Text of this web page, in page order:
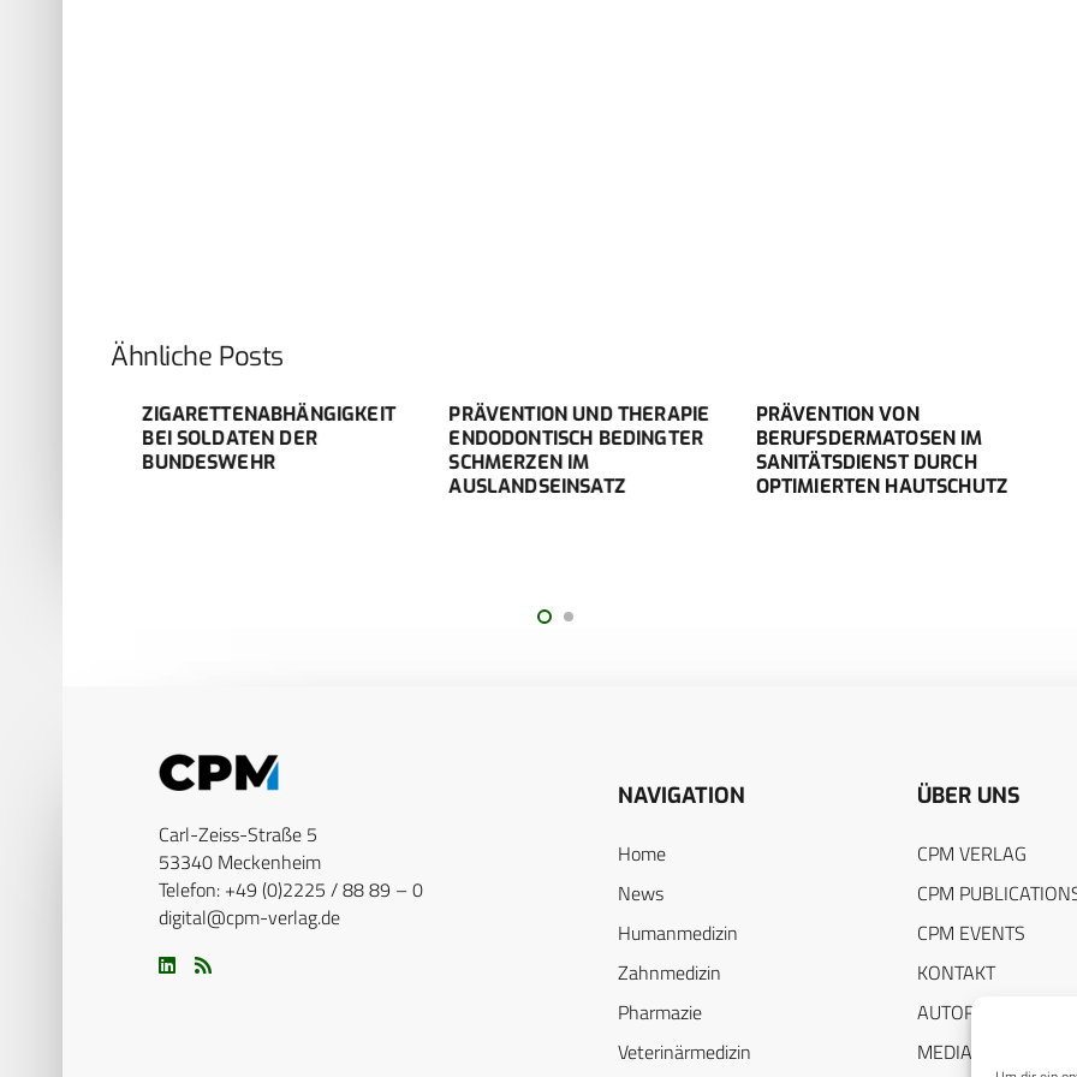
Ähnliche Posts
ZIGARETTENABHÄNGIGKEIT
BEI SOLDATEN DER
BUNDESWEHR
PRÄVENTION UND THERAPIE
ENDODONTISCH BEDINGTER
SCHMERZEN IM
AUSLANDSEINSATZ
PRÄVENTION VON
BERUFSDERMATOSEN IM
SANITÄTSDIENST DURCH
OPTIMIERTEN HAUTSCHUTZ
Carl-Zeiss-Straße 5
53340 Meckenheim
Telefon: +49 (0)2225 / 88 89 – 0
digital@cpm-verlag.de
NAVIGATION
Home
News
Humanmedizin
Zahnmedizin
Pharmazie
Veterinärmedizin
ÜBER UNS
CPM VERLAG
CPM
CPM EVENTS
KONTAKT
AUTORENHINWEISE
MEDIADATEN